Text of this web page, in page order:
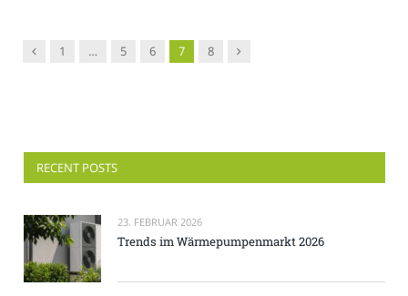
Vorgänger
1 … 5 6 7 8 Nachfolger
RECENT POSTS
23. FEBRUAR 2026
Trends im Wärmepumpenmarkt 2026